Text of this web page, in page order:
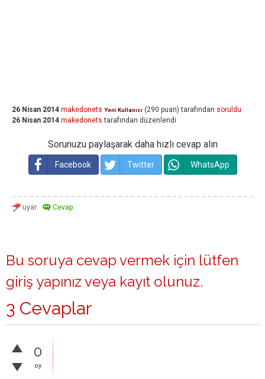
26 Nisan 2014 makedonets Yeni Kullanıcı (290 puan) tarafından soruldu
26 Nisan 2014 makedonets tarafından düzenlendi
Sorunuzu paylaşarak daha hızlı cevap alın
Facebook Twitter WhatsApp
Bu soruya cevap vermek için lütfen
giriş yapınız veya kayıt olunuz.
3 Cevaplar
0
oy